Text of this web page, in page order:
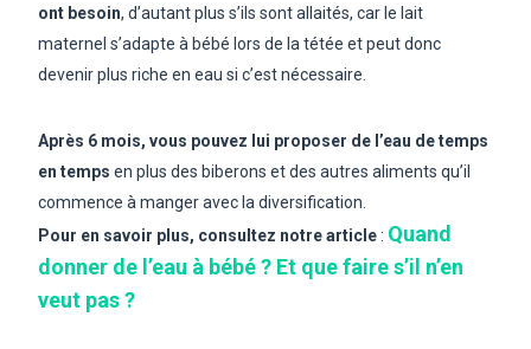
ont besoin, d’autant plus s’ils sont allaités, car le lait
maternel s’adapte à bébé lors de la tétée et peut donc
devenir plus riche en eau si c’est nécessaire.
Après 6 mois, vous pouvez lui proposer de l’eau de temps
en tempsen plus des biberons et des autres aliments qu’il
commence à manger avec la diversification.
Pour en savoir plus, consultez notre article: Quand
donner de l’eau à bébé ? Et que faire s’il n’en
veut pas ?